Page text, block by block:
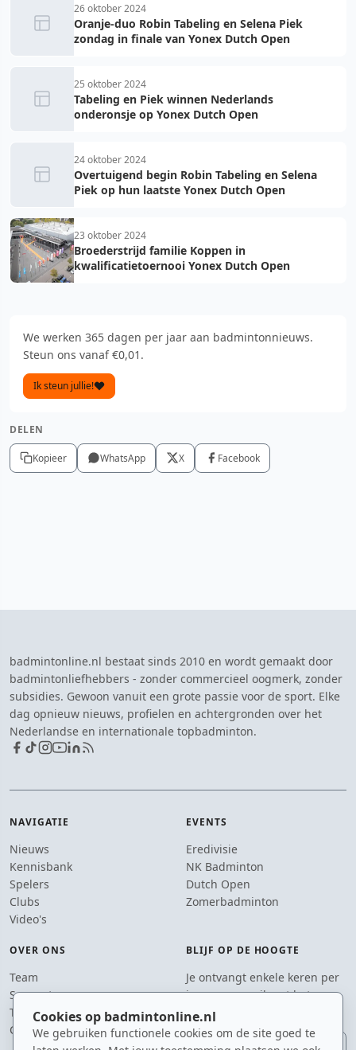
Cookies op badmintonline.nl
We gebruiken functionele cookies om de site goed te
26 oktober 2024
Oranje-duo Robin Tabeling en Selena Piek
zondag in finale van Yonex Dutch Open
25 oktober 2024
Tabeling en Piek winnen Nederlands
onderonsje op Yonex Dutch Open
24 oktober 2024
Overtuigend begin Robin Tabeling en Selena
Piek op hun laatste Yonex Dutch Open
23 oktober 2024
Broederstrijd familie Koppen in
kwalificatietoernooi Yonex Dutch Open
We werken 365 dagen per jaar aan badmintonnieuws.
Steun ons vanaf €0,01.
Ik steun jullie!
DELEN
Kopieer WhatsApp X Facebook
badmintonline.nl bestaat sinds 2010 en wordt gemaakt door
badmintonliefhebbers - zonder commercieel oogmerk, zonder
subsidies. Gewoon vanuit een grote passie voor de sport. Elke
dag opnieuw nieuws, profielen en achtergronden over het
Nederlandse en internationale topbadminton.
NAVIGATIE
Nieuws
Kennisbank
Spelers
Clubs
Video's
EVENTS
Eredivisie
NK Badminton
Dutch Open
Zomerbadminton
OVER ONS
Team
Supporters
Tip de redactie
Contact
BLIJF OP DE HOOGTE
Je ontvangt enkele keren per
jaar een e-mail met het
laatste badmintonnieuws.
E-mailadres